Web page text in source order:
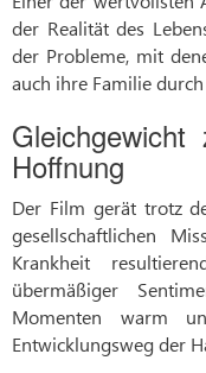
der Realität des
der Probleme, mit
auch ihre Familie
Hoffnung
Der Film gerät trotz
gesellschaftlichen
Krankheit
übermäßiger
Momenten warm
Entwicklungsweg der